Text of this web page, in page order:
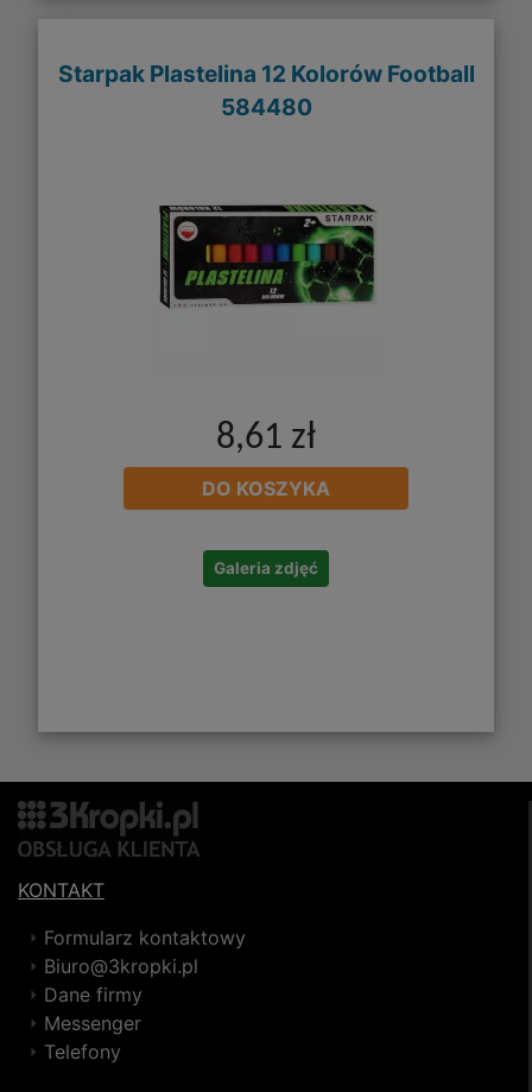
Starpak Plastelina 12 Kolorów Football
584480
8,61 zł
DO KOSZYKA
Galeria zdjęć
KONTAKT
Formularz kontaktowy
Biuro@3kropki.pl
Dane firmy
Messenger
Telefony